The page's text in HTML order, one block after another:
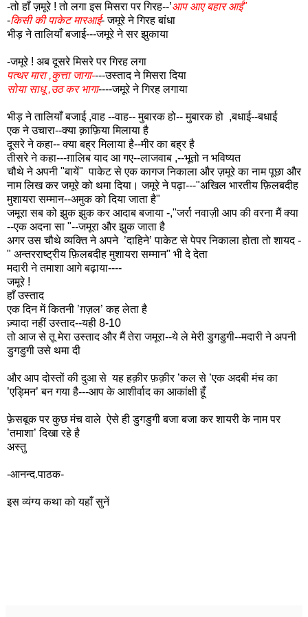
-तो हाँ ज़मूरे ! तो लगा इस मिसरा पर गिरह--’आप आए बहार आई"
-किसी की पाकेट मारआई- जमूरे ने गिरह बांधा
भीड़ ने तालियाँ बजाई---जमूरे ने सर झुकाया
-जमूरे ! अब दूसरे मिसरे पर गिरह लगा
पत्थर मारा ,कुत्ता जागा----उस्ताद ने मिसरा दिया
सोया साधू ,उठ कर भागा----जमूरे ने गिरह लगाया
भीड़ ने तालियाँ बजाई ,वाह --वाह-- मुबारक हो-- मुबारक हो ,बधाई--बधाई
एक ने उचारा--क्या क़ाफ़िया मिलाया है
दूसरे ने कहा-- क्या बह्र मिलाया है--मीर का बह्र है
तीसरे ने कहा---ग़ालिब याद आ गए--लाजवाब ,--भूतो न भविष्यत
चौथे ने अपनी "बायें" पाकेट से एक कागज निकाला और ज़मूरे का नाम पूछा और
नाम लिख कर जमूरे को थमा दिया। जमूरे ने पढ़ा---"अखिल भारतीय फ़िलबदीह
मुशायरा सम्मान--अमुक को दिया जाता है"
जमूरा सब को झुक झुक कर आदाब बजाया -,"जर्रा नवाज़ी आप की वरना मैं क्या
--एक अदना सा "--जमूरा और झुक जाता है
अगर उस चौथे व्यक्ति ने अपने ’दाहिने’ पाकेट से पेपर निकाला होता तो शायद -
" अन्तरराष्ट्रीय फ़िलबदीह मुशायरा सम्मान" भी दे देता
मदारी ने तमाशा आगे बढ़ाया----
जमूरे !
हाँ उस्ताद
एक दिन में कितनी ’ग़ज़ल’ कह लेता है
ज़्यादा नहीं उस्ताद--यही 8-10
तो आज से तू मेरा उस्ताद और मैं तेरा जमूरा--ये ले मेरी डुगडुगी--मदारी ने अपनी
डुगडुगी उसे थमा दी
और आप दोस्तों की दुआ से यह हक़ीर फ़क़ीर ’कल से ’एक अदबी मंच का
’एड्मिन’ बन गया है---आप के आशीर्वाद का आकांक्षी हूँ
फ़ेसबूक पर कुछ मंच वाले ऐसे ही डुगडुगी बजा बजा कर शायरी के नाम पर
’तमाशा’ दिखा रहे है
अस्तु
-आनन्द.पाठक-
इस व्यंग्य कथा को यहाँ सुनें